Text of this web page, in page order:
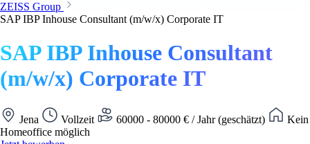
ZEISS Group
SAP IBP Inhouse Consultant (m/w/x) Corporate IT
SAP IBP Inhouse Consultant
(m/w/x) Corporate IT
Jena Vollzeit 60000 - 80000 € / Jahr (geschätzt)
Kein
Homeoffice möglich